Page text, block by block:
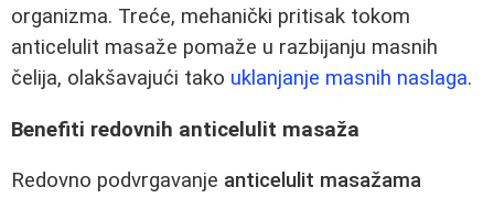
organizma. Treće, mehanički pritisak tokom
anticelulit masaže pomaže u razbijanju masnih
čelija, olakšavajući tako uklanjanje masnih naslaga.
Benefiti redovnih anticelulit masaža
Redovno podvrgavanje anticelulit masažama